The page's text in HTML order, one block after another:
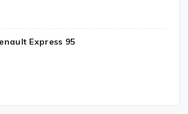
Express 95